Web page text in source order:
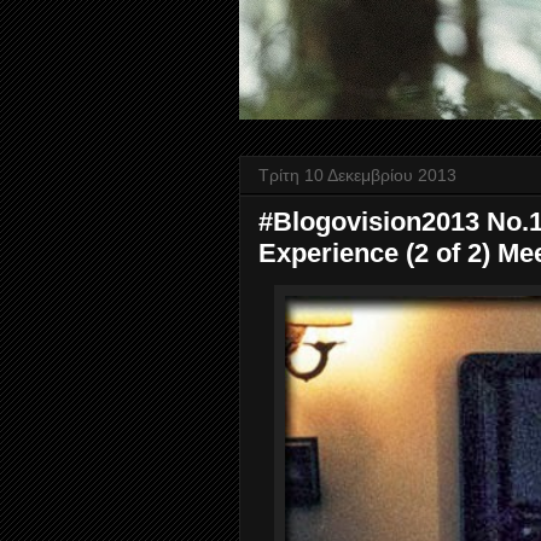
Τρίτη 10 Δεκεμβρίου 2013
#Blogovision2013
Experience (2 of 2)